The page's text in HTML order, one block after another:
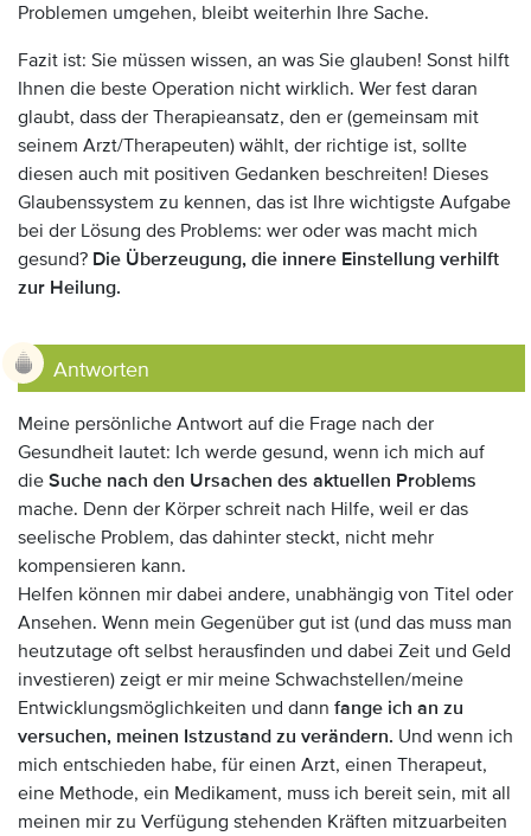
Problemen umgehen, bleibt weiterhin Ihre Sache.
Fazit ist: Sie müssen wissen, an was Sie glauben! Sonst hilft
Ihnen die beste Operation nicht wirklich. Wer fest daran
glaubt, dass der Therapieansatz, den er (gemeinsam mit
seinem Arzt/Therapeuten) wählt, der richtige ist, sollte
diesen auch mit positiven Gedanken beschreiten! Dieses
Glaubenssystem zu kennen, das ist Ihre wichtigste Aufgabe
bei der Lösung des Problems: wer oder was macht mich
gesund? Die Überzeugung, die innere Einstellung verhilft
zur Heilung.
Antworten
Meine persönliche Antwort auf die Frage nach der
Gesundheit lautet: Ich werde gesund, wenn ich mich auf
die Suche nach den Ursachen des aktuellen Problems
mache. Denn der Körper schreit nach Hilfe, weil er das
seelische Problem, das dahinter steckt, nicht mehr
kompensieren kann.
Helfen können mir dabei andere, unabhängig von Titel oder
Ansehen. Wenn mein Gegenüber gut ist (und das muss man
heutzutage oft selbst herausfinden und dabei Zeit und Geld
investieren) zeigt er mir meine Schwachstellen/meine
Entwicklungsmöglichkeiten und dann fange ich an zu
versuchen, meinen Istzustand zu verändern. Und wenn ich
mich entschieden habe, für einen Arzt, einen Therapeut,
eine Methode, ein Medikament, muss ich bereit sein, mit all
meinen mir zu Verfügung stehenden Kräften mitzuarbeiten